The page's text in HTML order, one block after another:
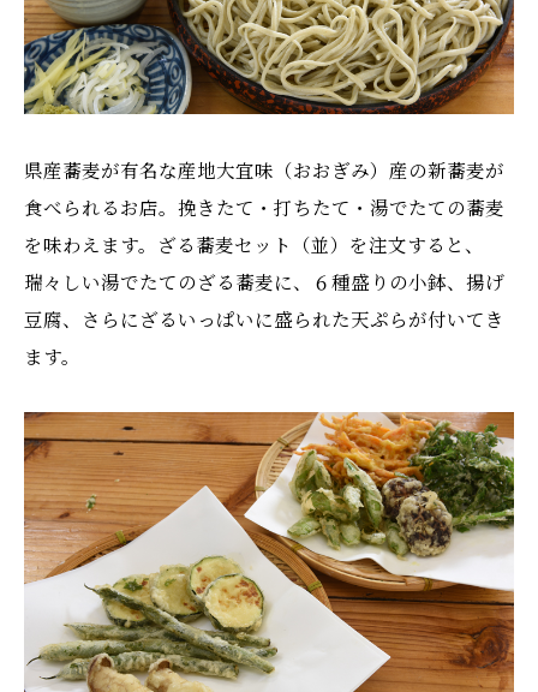
県産蕎麦が有名な産地大宜味（おおぎみ）産の新蕎麦が
食べられるお店。挽きたて・打ちたて・湯でたての蕎麦
を味わえます。ざる蕎麦セット（並）を注文すると、
瑞々しい湯でたてのざる蕎麦に、６種盛りの小鉢、揚げ
豆腐、さらにざるいっぱいに盛られた天ぷらが付いてき
ます。